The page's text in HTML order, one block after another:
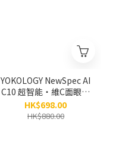
YOKOLOGY NewSpec AI
C10 超智能‧維C面眼頸
精華液（30ml）
HK$698.00
HK$880.00